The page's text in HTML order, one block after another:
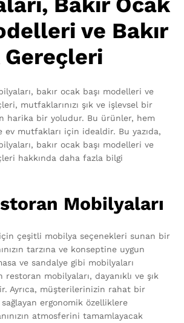
ve Bakır
bakır ocak başı modelleri ve
mutfaklarınızı şık ve işlevsel bir
harika bir yoludur. Bu ürünler, hem
ev mutfakları için idealdir. Bu yazıda,
bakır ocak başı modelleri ve
hakkında daha fazla bilgi
Mobilyaları
çeşitli mobilya seçenekleri sunan bir
tarzına ve konseptine uygun
ve sandalye gibi mobilyaları
restoran mobilyaları, dayanıklı ve şık
Ayrıca, müşterilerinizin rahat bir
sağlayan ergonomik özelliklere
atmosferini tamamlayacak